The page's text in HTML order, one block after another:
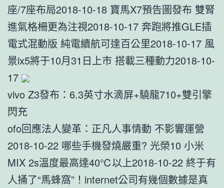
座/7座布局2018-10-18 寶馬X7預告圖發布 雙腎
進氣格柵更為注視2018-10-17 奔跑將推GLE插
電式混動版 純電續航可達百公里2018-10-17 風
景ix5將于10月31日上市 搭載三種動力2018-10-
17
vivo Z3發布：6.3英寸水滴屏+驍龍710+雙引擎
閃充
ofo回應法人變革：正凡人事情動 不影響運營
2018-10-22 哪些手機發燒嚴重? 光榮10 小米
MIX 2s溫度最高達40℃以上2018-10-22 終于有
人捅了“馬蜂窩”！internet公司有幾個數據是真